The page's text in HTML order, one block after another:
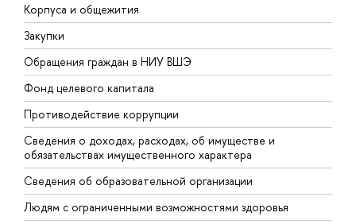
Корпуса и общежития
Закупки
Обращения граждан в НИУ ВШЭ
Фонд целевого капитала
Противодействие коррупции
Сведения о доходах, расходах, об имуществе и
обязательствах имущественного характера
Сведения об образовательной организации
Людям с ограниченными возможностями здоровья